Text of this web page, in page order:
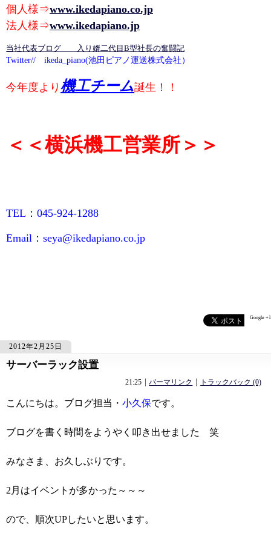
個人様⇒www.ikedapiano.co.jp
法人様⇒www.ikedapiano.jp
当社代表ブログ 入り婿二代目B型社長の奮闘記
Twitter// ikeda_piano(池田ピアノ運送株式会社）
今年度より 機工チーム誕生！！
＜＜横浜機工営業所＞＞
TEL：045-924-1288
Email：seya@ikedapiano.co.jp
Google +1
2012年2月25日
サーバーラック設置
21:25 パーマリンク トラックバック (0)
こんにちは。ブログ担当・ 小久保です。
ブログを書く時間をようやく叩き出せました 笑
みなさま、お久しぶりです。
2月はイベントが多かった～～～
ので、順次UPしたいと思います。